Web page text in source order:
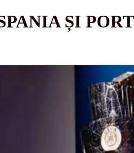
ȘI